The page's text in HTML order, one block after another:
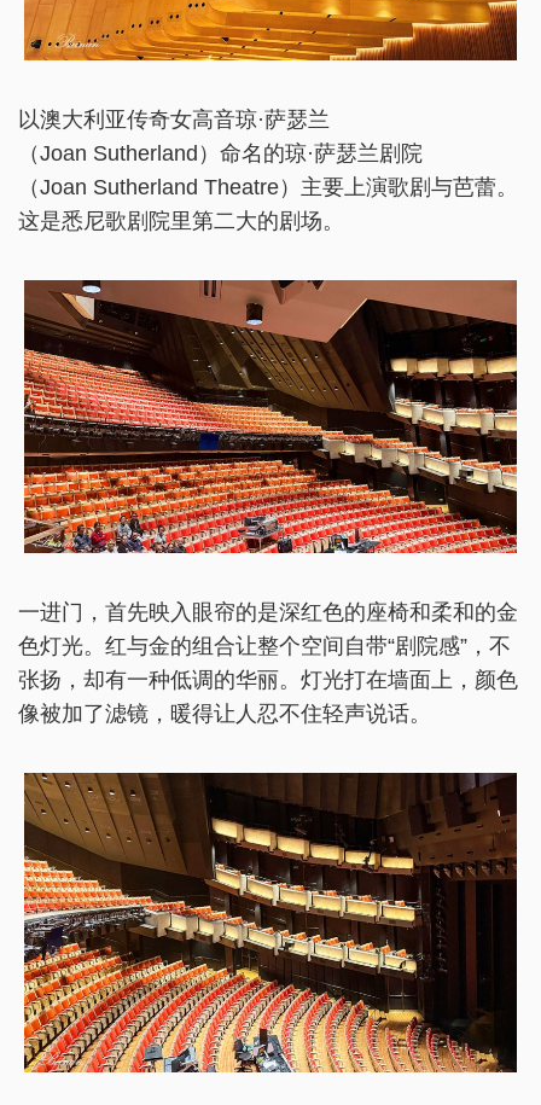
以澳大利亚传奇女高音琼·萨瑟兰
（Joan Sutherland）命名的琼·萨瑟兰剧院
（Joan Sutherland Theatre）主要上演歌剧与芭蕾。
这是悉尼歌剧院里第二大的剧场。
一进门，首先映入眼帘的是深红色的座椅和柔和的金
色灯光。红与金的组合让整个空间自带“剧院感”，不
张扬，却有一种低调的华丽。灯光打在墙面上，颜色
像被加了滤镜，暖得让人忍不住轻声说话。